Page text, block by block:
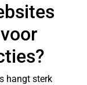
hangt sterk